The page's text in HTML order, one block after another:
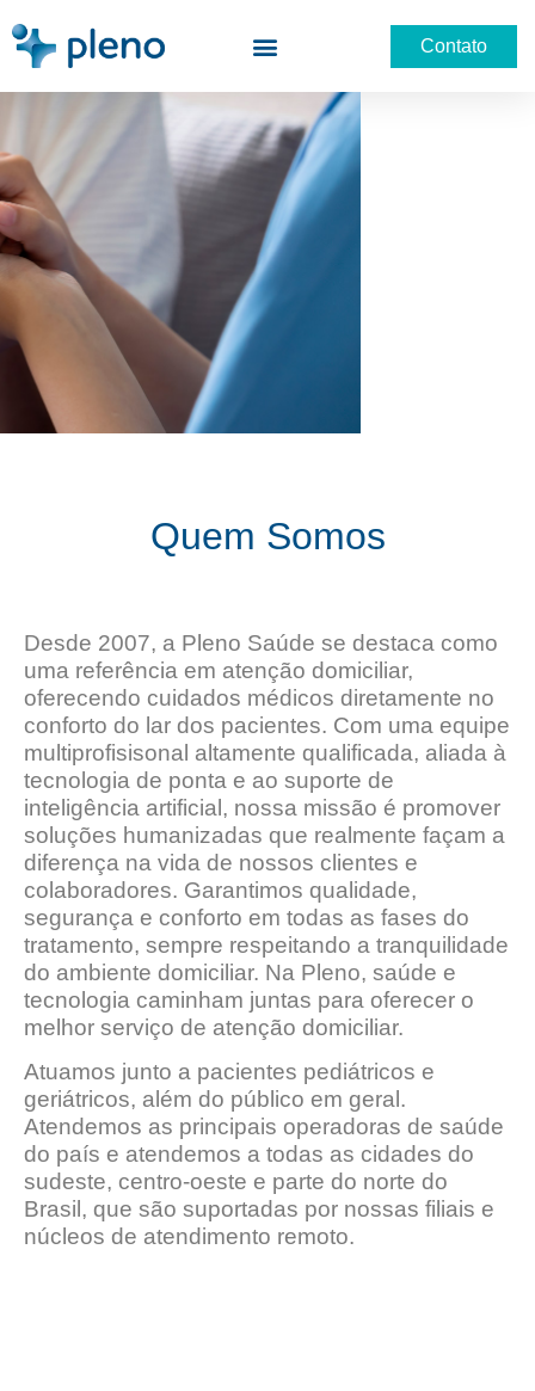
Contato
Quem Somos
Desde 2007, a Pleno Saúde se destaca como
uma referência em atenção domiciliar,
oferecendo cuidados médicos diretamente no
conforto do lar dos pacientes. Com uma equipe
multiprofisisonal altamente qualificada, aliada à
tecnologia de ponta e ao suporte de
inteligência artificial, nossa missão é promover
soluções humanizadas que realmente façam a
diferença na vida de nossos clientes e
colaboradores. Garantimos qualidade,
segurança e conforto em todas as fases do
tratamento, sempre respeitando a tranquilidade
do ambiente domiciliar. Na Pleno, saúde e
tecnologia caminham juntas para oferecer o
melhor serviço de atenção domiciliar.
Atuamos junto a pacientes pediátricos e
geriátricos, além do público em geral.
Atendemos as principais operadoras de saúde
do país e atendemos a todas as cidades do
sudeste, centro-oeste e parte do norte do
Brasil, que são suportadas por nossas filiais e
núcleos de atendimento remoto.